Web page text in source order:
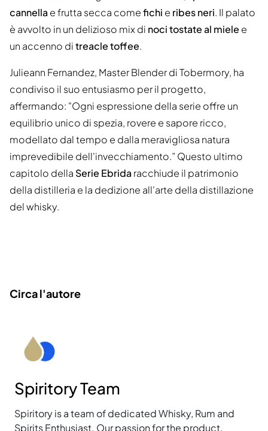
cannella e frutta secca comefichi e ribes neri. Il palato
è avvolto in un delizioso mix di noci tostate al miele e
un accenno ditreacle toffee.
Julieann Fernandez, Master Blender di Tobermory, ha
condiviso il suo entusiasmo per il progetto,
affermando: "Ogni espressione della serie offre un
equilibrio unico di spezia, rovere e sapore ricco,
modellato dal tempo e dalla meravigliosa natura
imprevedibile dell'invecchiamento.” Questo ultimo
capitolo della Serie Ebrida racchiude il patrimonio
della distilleria e la dedizione all'arte della distillazione
del whisky.
Circa l'autore
Spiritory Team
Spiritory is a team of dedicated Whisky, Rum and
Spirits Enthusiast. Our passion for the product,